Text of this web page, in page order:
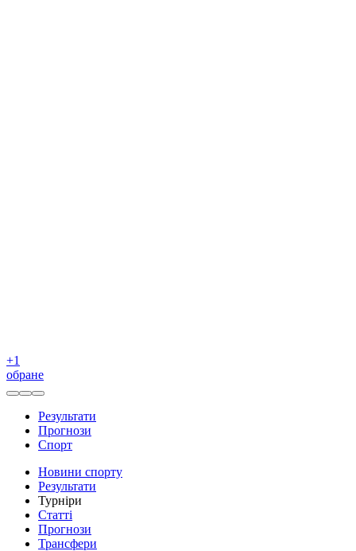
+1
обране
Результати
Прогнози
Спорт
Новини спорту
Результати
Турніри
Статті
Прогнози
Трансфери